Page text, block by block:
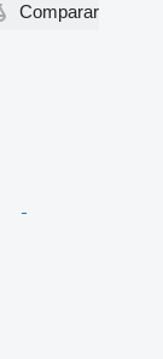
Comparar